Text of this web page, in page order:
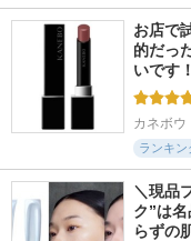
お店で
的だっ
いです
カネボウ
ランキン
＼現品
ク”は
らずの